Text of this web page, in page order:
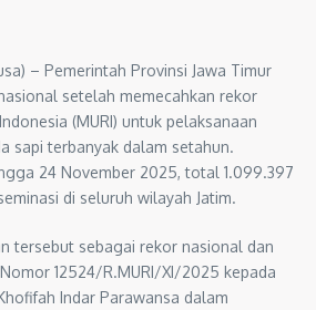
– Pemerintah Provinsi Jawa Timur
setelah memecahkan rekor
(MURI) untuk pelaksanaan
sapi terbanyak dalam setahun.
24 November 2025, total 1.099.397
di seluruh wilayah Jatim.
tersebut sebagai rekor nasional dan
12524/R.MURI/XI/2025 kepada
Indar Parawansa dalam